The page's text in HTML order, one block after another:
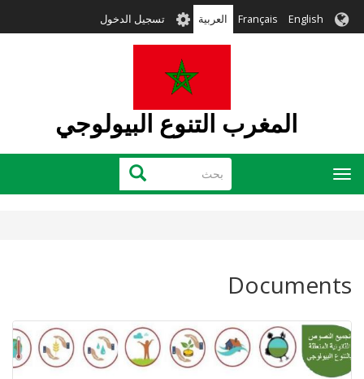
إلى
English
Français العربية User
account
menu
تسجيل الدخول
المغرب التنوع البيولوجي
بحث بحث
Toggle
navigation
Documents